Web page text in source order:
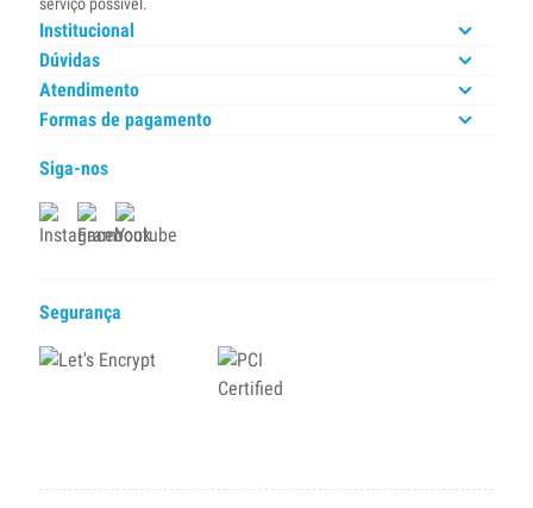
Institucional
Dúvidas
Atendimento
Formas de pagamento
Siga-nos
Segurança